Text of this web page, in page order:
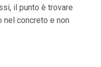
il punto è trovare
nel concreto e non